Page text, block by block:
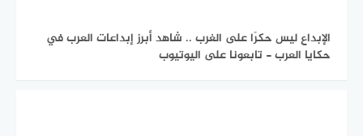
الإبداع ليس حكرًا على الغرب .. شاهد أبرز إبداعات العرب في
حكايا العرب - تابعونا على اليوتيوب